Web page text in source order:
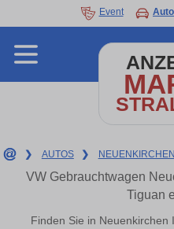
Event Auto
❯ AUTOS ❯ NEUENKIRCHEN
VW Gebrauchtwagen
Tiguan
Finden Sie in